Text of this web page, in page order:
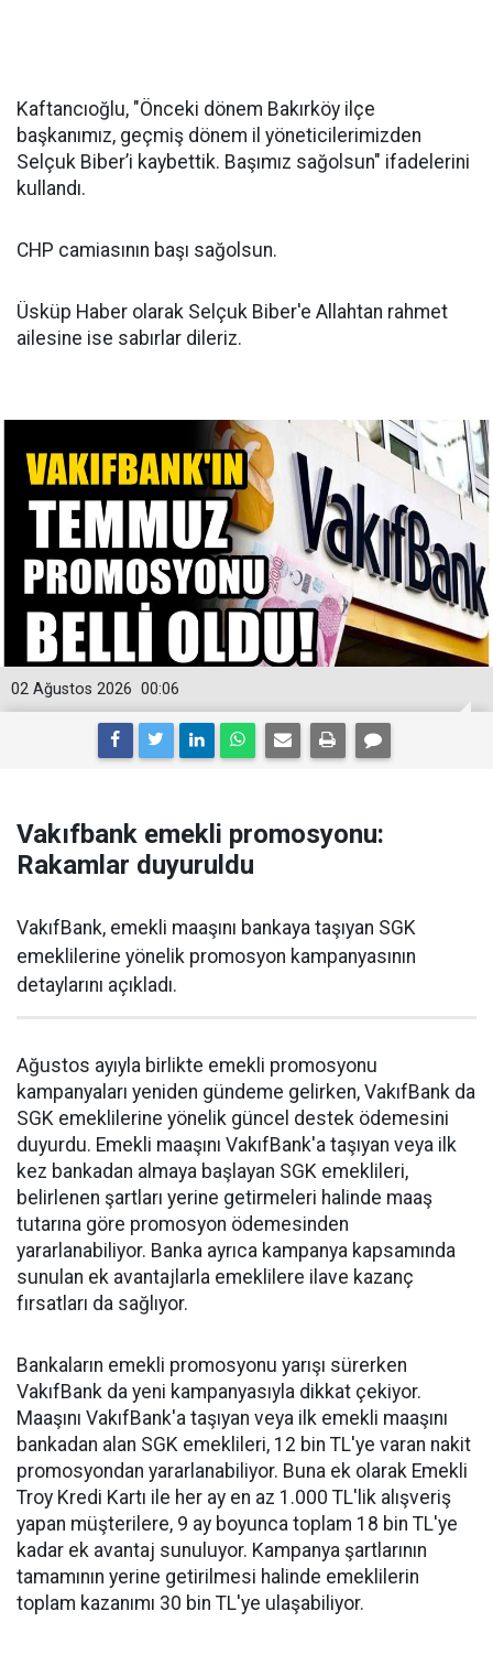
Kaftancıoğlu, "Önceki dönem Bakırköy ilçe
başkanımız, geçmiş dönem il yöneticilerimizden
Selçuk Biber’i kaybettik. Başımız sağolsun" ifadelerini
kullandı.
CHP camiasının başı sağolsun.
Üsküp Haber olarak Selçuk Biber'e Allahtan rahmet
ailesine ise sabırlar dileriz.
00:06
02 Ağustos 2026
Vakıfbank emekli promosyonu:
Rakamlar duyuruldu
VakıfBank, emekli maaşını bankaya taşıyan SGK
emeklilerine yönelik promosyon kampanyasının
detaylarını açıkladı.
Ağustos ayıyla birlikte emekli promosyonu
kampanyaları yeniden gündeme gelirken, VakıfBank da
SGK emeklilerine yönelik güncel destek ödemesini
duyurdu. Emekli maaşını VakıfBank'a taşıyan veya ilk
kez bankadan almaya başlayan SGK emeklileri,
belirlenen şartları yerine getirmeleri halinde maaş
tutarına göre promosyon ödemesinden
yararlanabiliyor. Banka ayrıca kampanya kapsamında
sunulan ek avantajlarla emeklilere ilave kazanç
fırsatları da sağlıyor.
Bankaların emekli promosyonu yarışı sürerken
VakıfBank da yeni kampanyasıyla dikkat çekiyor.
Maaşını VakıfBank'a taşıyan veya ilk emekli maaşını
bankadan alan SGK emeklileri, 12 bin TL'ye varan nakit
promosyondan yararlanabiliyor. Buna ek olarak Emekli
Troy Kredi Kartı ile her ay en az 1.000 TL'lik alışveriş
yapan müşterilere, 9 ay boyunca toplam 18 bin TL'ye
kadar ek avantaj sunuluyor. Kampanya şartlarının
tamamının yerine getirilmesi halinde emeklilerin
toplam kazanımı 30 bin TL'ye ulaşabiliyor.